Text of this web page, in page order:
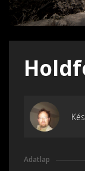
Adatlap